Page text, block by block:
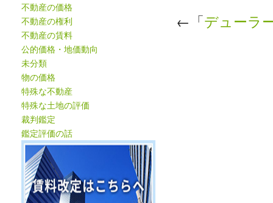
←「デューラ
不動産の価格
不動産の権利
不動産の賃料
公的価格・地価動向
未分類
物の価格
特殊な不動産
特殊な土地の評価
裁判鑑定
鑑定評価の話